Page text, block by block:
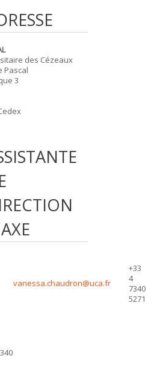
des Cézeaux
Pascal
3
vanessa.chaudron@uca.fr
+33
4
7340
5271